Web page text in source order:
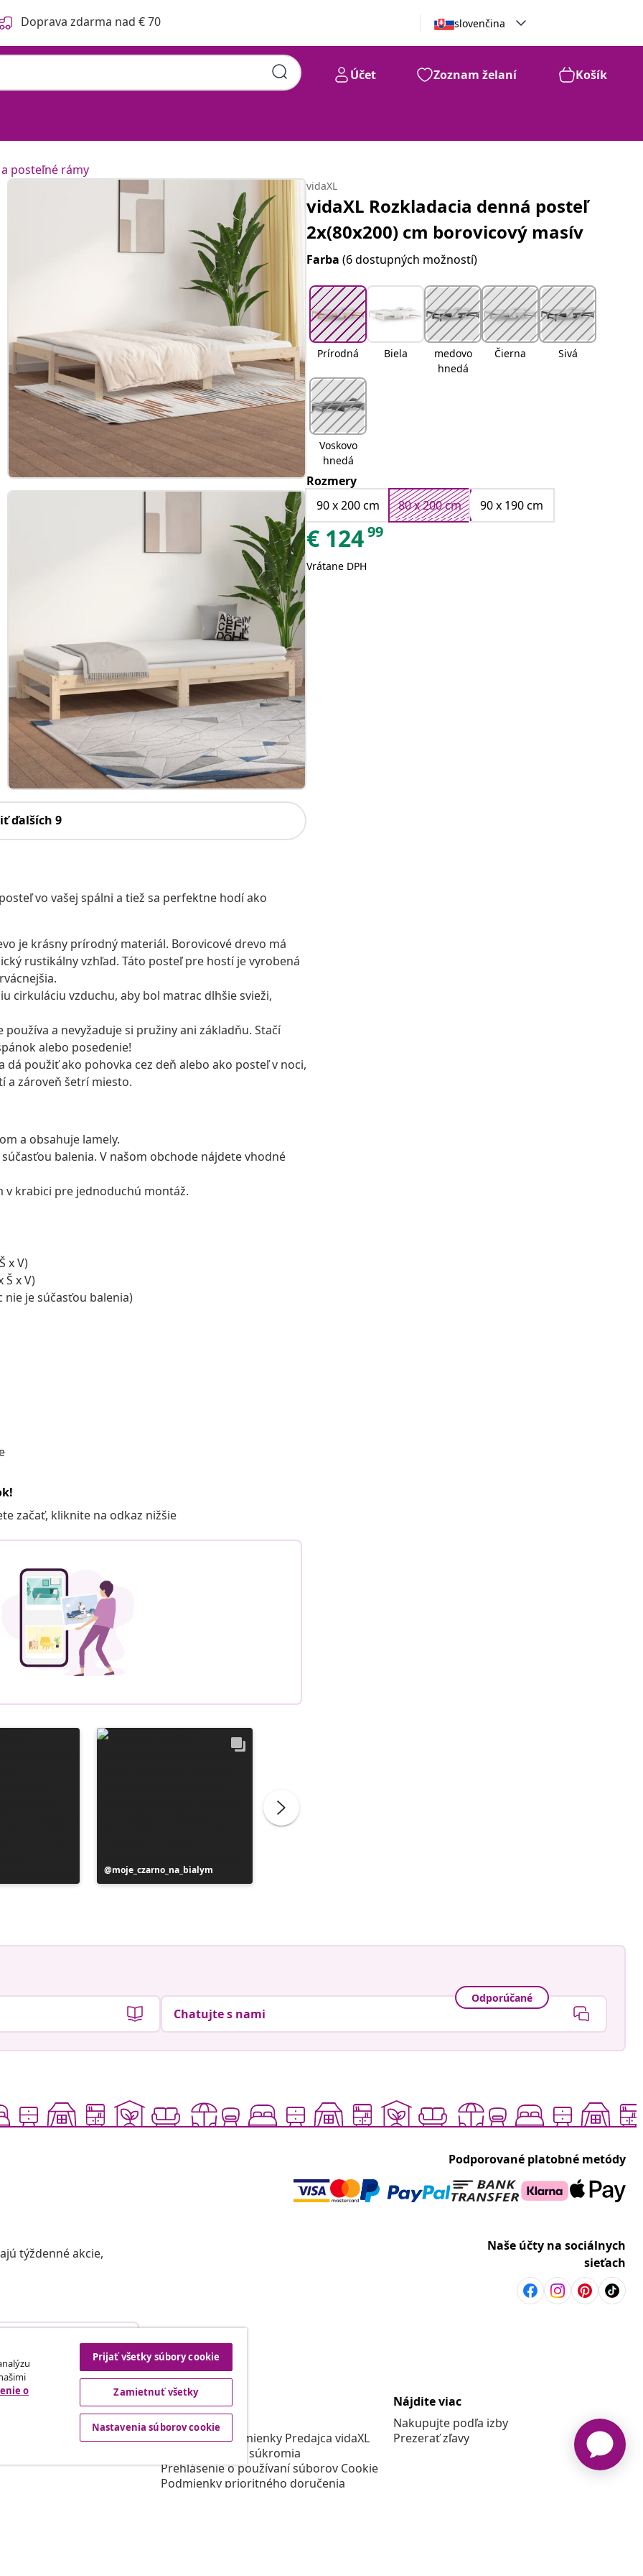
Doprava zdarma nad € 70 slovenčina
Účet Zoznam želaní Košík
99
posteľné rámy
ďalších 9
vo vašej spálni a tiež sa perfektne hodí ako
je krásny prírodný materiál. Borovicové drevo má
rustikálny vzhľad. Táto posteľ pre hostí je vyrobená
cirkuláciu vzduchu, aby bol matrac dlhšie svieži,
a nevyžaduje si pružiny ani základňu. Stačí
alebo posedenie!
dá použiť ako pohovka cez deň alebo ako posteľ v noci,
a zároveň šetrí miesto.
a obsahuje lamely.
balenia. V našom obchode nájdete vhodné
v krabici pre jednoduchú montáž.
x V)
Š x V)
nie je súčasťou balenia)
začať, kliknite na odkaz nižšie
Príspevok
zverejnil
moje_czarno_na_bialym
vidaXL
vidaXL Rozkladacia denná posteľ
2x(80x200) cm borovicový masív
Farba(6 dostupných možností)
Prírodná Biela
medovo
hnedá
Čierna Sivá
Voskovo
hnedá
Rozmery
90 x 200 cm
80 x 200 cm 90 x 190 cm
€ 12499
Vrátane DPH
Odporúčané
Chatujte s nami
Podporované platobné metódy
týždenné akcie,
Naše účty na sociálnych
sieťach
Odstúpenie od zmluvy
vidaXL
O vidaXL
Obchodné podmienky Predajca vidaXL
Zásady ochrany súkromia
Prehlásenie o používaní súborov Cookie
Podmienky prioritného doručenia
Nájdite viac
Nakupujte podľa izby
Prezerať zľavy
o
Prijať všetky súbory cookie
Zamietnuť všetky
Nastavenia súborov cookie